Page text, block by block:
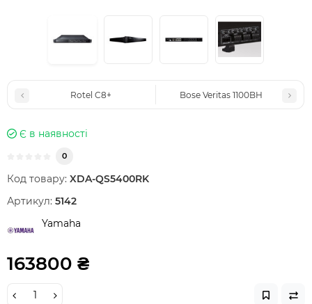
Rotel C8+ Bose Veritas 1100BH
Є в наявності
0
Код товару: XDA-QS5400RK
Артикул: 5142
Yamaha
163800 ₴